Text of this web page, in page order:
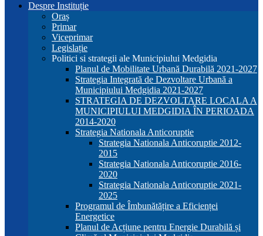
Despre Instituție
Oraș
Primar
Viceprimar
Legislație
Politici si strategii ale Municipiului Medgidia
Planul de Mobilitate Urbană Durabilă 2021-2027
Strategia Integrată de Dezvoltare Urbană a
Municipiului Medgidia 2021-2027
STRATEGIA DE DEZVOLTARE LOCALA A
MUNICIPIULUI MEDGIDIA ÎN PERIOADA
2014-2020
Strategia Nationala Anticoruptie
Strategia Nationala Anticoruptie 2012-
2015
Strategia Nationala Anticoruptie 2016-
2020
Strategia Nationala Anticoruptie 2021-
2025
Programul de Îmbunătățire a Eficienței
Energetice
Planul de Acțiune pentru Energie Durabilă și